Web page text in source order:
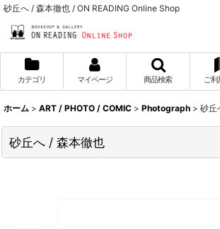
砂丘へ / 森本徹也 / ON READING Online Shop
カテゴリ マイページ 商品検索 ご利
ホーム > ART / PHOTO / COMIC > Photograph > 砂丘
砂丘へ / 森本徹也